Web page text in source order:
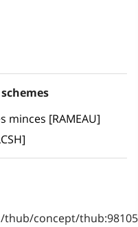
minces [RAMEAU]
concept/